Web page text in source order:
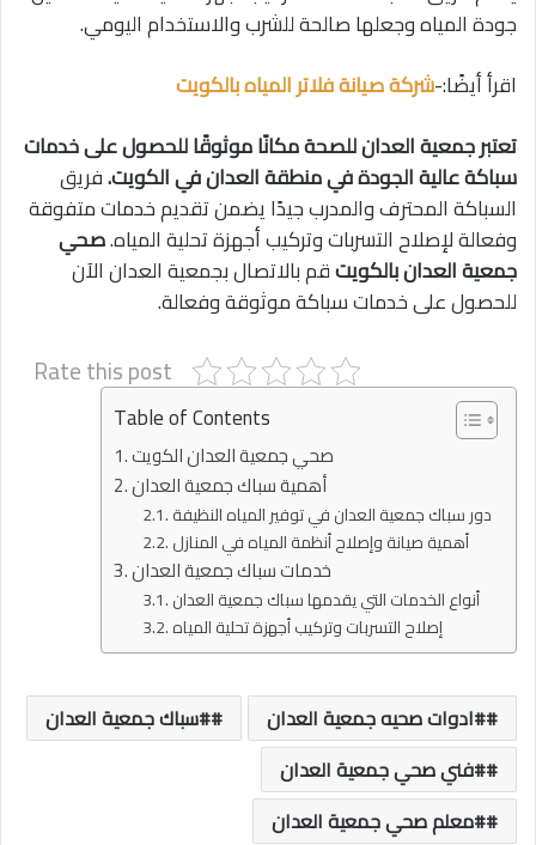
جودة المياه وجعلها صالحة للشرب والاستخدام اليومي.
اقرأ أيضًا:-شركة صيانةفلاتر المياه بالكويت
تعتبر جمعية العدان للصحة مكانًا موثوقًا للحصول على خدمات
سباكة عالية الجودة في منطقة العدان في الكويت.فريق
السباكة المحترف والمدرب جيدًا يضمن تقديم خدمات متفوقة
وفعالة لإصلاح التسربات وتركيب أجهزة تحلية المياه.صحي
جمعية العدان بالكويتقم بالاتصال بجمعية العدان الآن
للحصول على خدمات سباكة موثوقة وفعالة.
Rate this post
Table of Contents
صحي جمعية العدان الكويت
أهمية سباك جمعية العدان
دور سباك جمعية العدان في توفير المياه النظيفة
أهمية صيانة وإصلاح أنظمة المياه في المنازل
خدمات سباك جمعية العدان
أنواع الخدمات التي يقدمها سباك جمعية العدان
إصلاح التسربات وتركيب أجهزة تحلية المياه
#ادوات صحيه جمعية العدان
#سباك جمعية العدان
#فني صحي جمعية العدان
#معلم صحي جمعية العدان